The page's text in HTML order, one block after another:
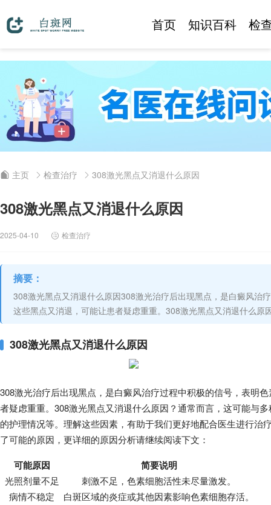
首页 知识百科 检
主页 检查治疗 308激光黑点又消退什么原因
308激光黑点又消退什么原因
2025-04-10 检查治疗
摘要：
308激光黑点又消退什么原因308激光治疗后出现黑点，是白癜风治
这些黑点又消退，可能让患者疑虑重重。308激光黑点又消退什么
308激光黑点又消退什么原因
308激光治疗后出现黑点，是白癜风治疗过程中积极的信号，表明
者疑虑重重。308激光黑点又消退什么原因？通常而言，这可能与
的护理情况等。理解这些因素，有助于我们更好地配合医生进行
了可能的原因，更详细的原因分析请继续阅读下文：
可能原因 简要说明
光照剂量不足
刺激不足，色素细胞活性未尽量激发。
病情不稳定
白斑区域的炎症或其他因素影响色素细胞存活。